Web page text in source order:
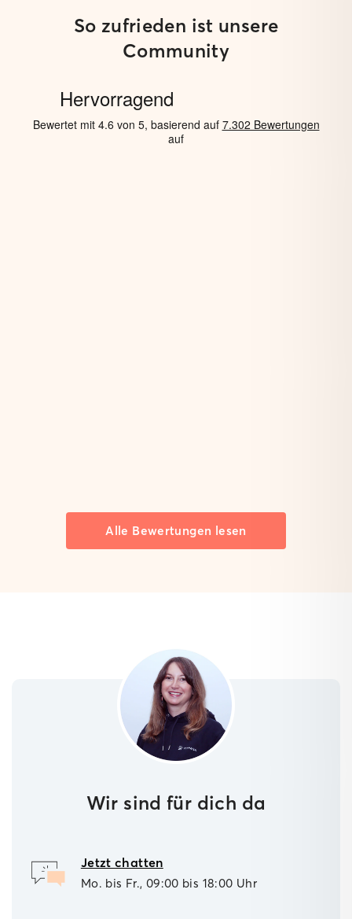
So zufrieden ist unsere
Community
Alle Bewertungen lesen
Wir sind für dich da
Jetzt chatten
Mo. bis Fr., 09:00 bis 18:00 Uhr